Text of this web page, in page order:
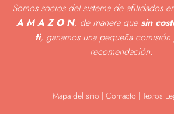
Somos socios del sistema de afilidados
A M A Z O N, de manera que sin
ti, ganamos una pequeña
recomendación.
Mapa del sitio | Contacto | Textos